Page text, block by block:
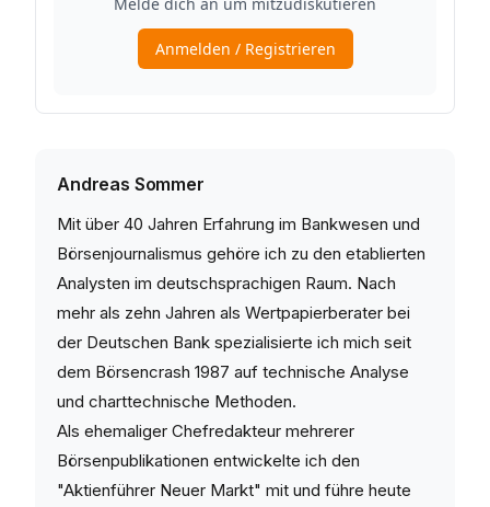
Andreas Sommer
Mit über 40 Jahren Erfahrung im Bankwesen und
Börsenjournalismus gehöre ich zu den etablierten
Analysten im deutschsprachigen Raum. Nach
mehr als zehn Jahren als Wertpapierberater bei
der Deutschen Bank spezialisierte ich mich seit
dem Börsencrash 1987 auf technische Analyse
und charttechnische Methoden.
Als ehemaliger Chefredakteur mehrerer
Börsenpublikationen entwickelte ich den
"Aktienführer Neuer Markt" mit und führe heute